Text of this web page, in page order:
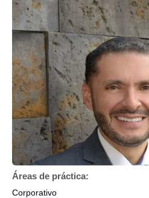
Áreas de práctica:
Corporativo